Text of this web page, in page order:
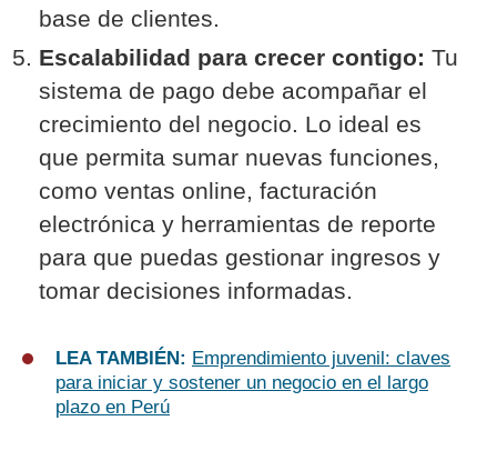
base de clientes.
Escalabilidad para crecer contigo: Tu
sistema de pago debe acompañar el
crecimiento del negocio. Lo ideal es
que permita sumar nuevas funciones,
como ventas online, facturación
electrónica y herramientas de reporte
para que puedas gestionar ingresos y
tomar decisiones informadas.
LEA TAMBIÉN: Emprendimiento juvenil: claves
para iniciar y sostener un negocio en el largo
plazo en Perú